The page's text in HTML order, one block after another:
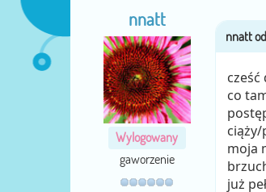
nnatt
Wylogowany
gaworzenie
cześć
co
moja
już